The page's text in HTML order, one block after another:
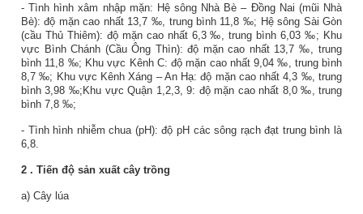
- Tình hình xâm nhập mặn: Hệ sông Nhà Bè – Đồng Nai (mũi Nhà
Bè): độ mặn cao nhất 13,7 ‰, trung bình 11,8 ‰; Hệ sông Sài Gòn
(cầu Thủ Thiêm): độ mặn cao nhất 6,3 ‰, trung bình 6,03 ‰; Khu
vực Bình Chánh (Cầu Ông Thìn): độ mặn cao nhất 13,7 ‰, trung
bình 11,8 ‰; Khu vực Kênh C: độ mặn cao nhất 9,04 ‰, trung bình
8,7 ‰; Khu vực Kênh Xáng – An Hạ: độ mặn cao nhất 4,3 ‰, trung
bình 3,98 ‰;Khu vực Quận 1,2,3, 9: độ mặn cao nhất 8,0 ‰, trung
bình 7,8 ‰;
- Tình hình nhiễm chua (pH): độ pH các sông rạch đạt trung bình là
6,8.
2 . Tiến độ sản xuất cây trồng
a) Cây lúa